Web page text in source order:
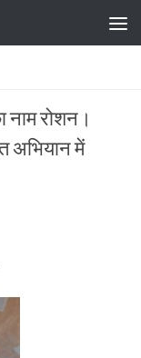
रोशन।
अभियान में